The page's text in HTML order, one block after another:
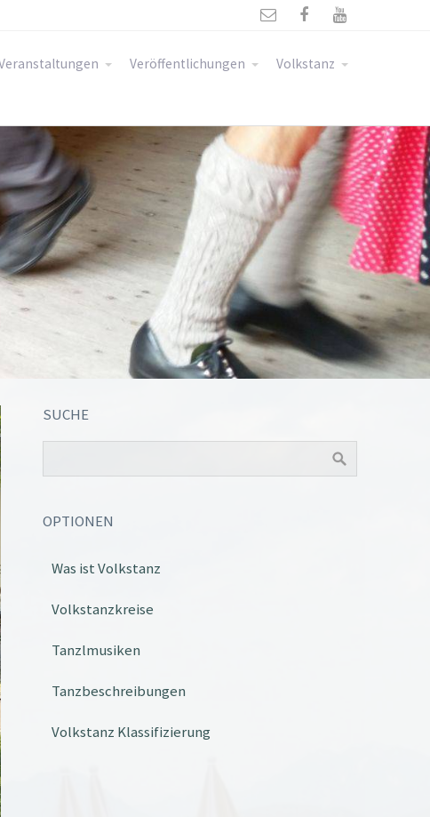
  
Veröffentlichungen Volkstanz
SUCHE
OPTIONEN
Was ist Volkstanz
Volkstanzkreise
Tanzlmusiken
Tanzbeschreibungen
Volkstanz Klassifizierung